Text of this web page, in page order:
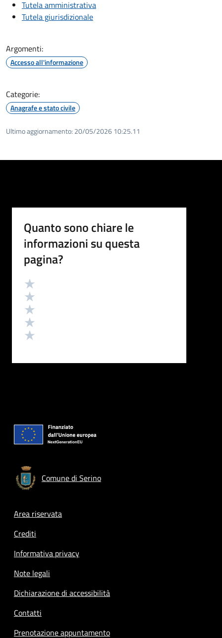
Tutela amministrativa
Tutela giurisdizionale
Argomenti:
Accesso all'informazione
Categorie:
Anagrafe e stato civile
Ultimo aggiornamento: 20/05/2026 10:25.11
Quanto sono chiare le
informazioni su questa
pagina?
Valutazione
Comune di Serino
Footer menu
Area riservata
Crediti
Informativa privacy
Note legali
Dichiarazione di accessibilità
Contatti
Prenotazione appuntamento